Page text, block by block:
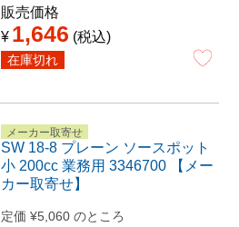
販売価格
¥ 1,646 税込
在庫切れ
メーカー取寄せ
SW 18-8 プレーン ソースポット
小 200cc 業務用 3346700 【メー
カー取寄せ】
定価 ¥5,060 のところ